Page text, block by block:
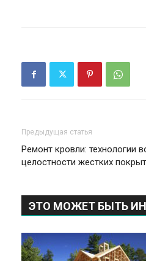
Предыдущая статья
Ремонт кровли: технологии
целостности жестких
ЭТО МОЖЕТ БЫТЬ